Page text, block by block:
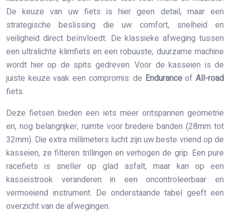
De keuze van uw fiets is hier geen detail, maar een
strategische beslissing die uw comfort, snelheid en
veiligheid direct beïnvloedt. De klassieke afweging tussen
een ultralichte klimfiets en een robuuste, duurzame machine
wordt hier op de spits gedreven. Voor de kasseien is de
juiste keuze vaak een compromis: de Enduranceof All-road
fiets.
Deze fietsen bieden een iets meer ontspannen geometrie
en, nog belangrijker, ruimte voor bredere banden (28mm tot
32mm). Die extra millimeters lucht zijn uw beste vriend op de
kasseien, ze filteren trillingen en verhogen de grip. Een pure
racefiets is sneller op glad asfalt, maar kan op een
kasseistrook veranderen in een oncontroleerbaar en
vermoeiend instrument. De onderstaande tabel geeft een
overzicht van de afwegingen.